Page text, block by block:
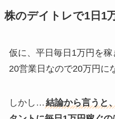
株のデイトレで1日1
仮に、平日毎日1万円を
20営業日なので20万円に
しかし… 結論から言うと